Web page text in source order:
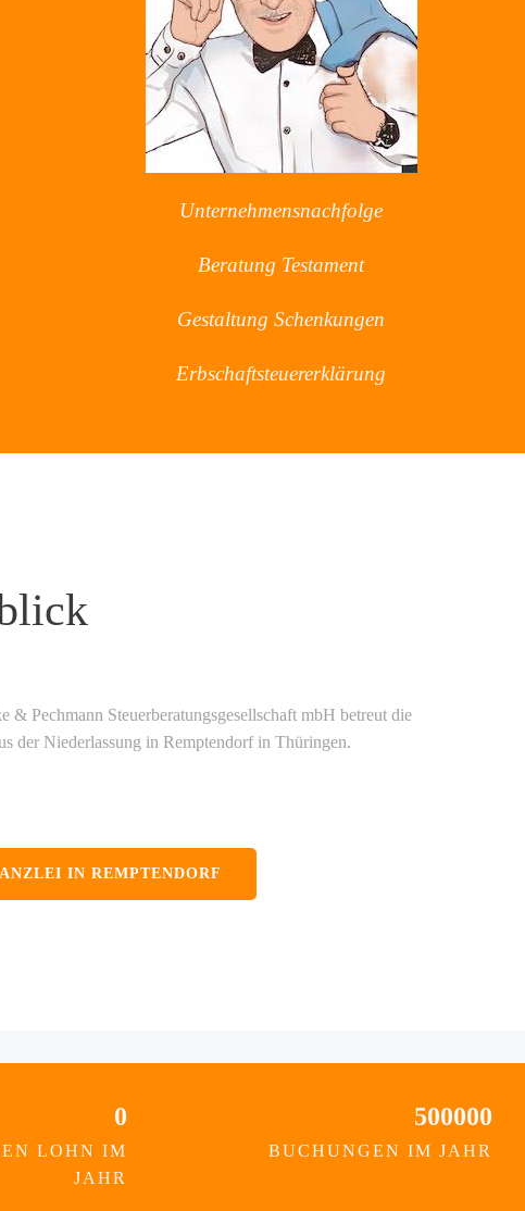
Unternehmensnachfolge
Beratung Testament
Gestaltung Schenkungen
Erbschaftsteuererklärung
& Pechmann Steuerberatungsgesellschaft mbH betreut die
der Niederlassung in Remptendorf in Thüringen.
IN REMPTENDORF
0
LOHN IM
JAHR
500000
BUCHUNGEN IM JAHR